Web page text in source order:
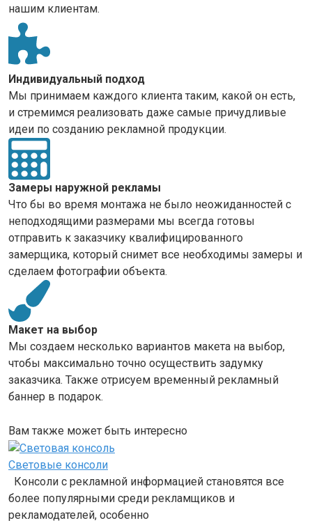
нашим клиентам.
Индивидуальный подход
Мы принимаем каждого клиента таким, какой он есть,
и стремимся реализовать даже самые причудливые
идеи по созданию рекламной продукции.
Замеры наружной рекламы
Что бы во время монтажа не было неожиданностей с
неподходящими размерами мы всегда готовы
отправить к заказчику квалифицированного
замерщика, который снимет все необходимы замеры и
сделаем фотографии объекта.
Макет на выбор
Мы создаем несколько вариантов макета на выбор,
чтобы максимально точно осуществить задумку
заказчика. Также отрисуем временный рекламный
баннер в подарок.
Вам также может быть интересно
Световые консоли
Консоли с рекламной информацией становятся все
более популярными среди рекламщиков и
рекламодателей, особенно